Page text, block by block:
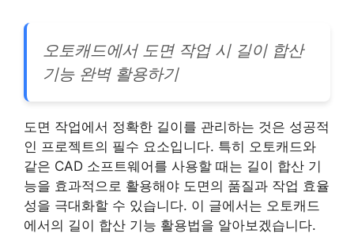
오토캐드에서 도면 작업 시 길이 합산
기능 완벽 활용하기
도면 작업에서 정확한 길이를 관리하는 것은 성공적
인 프로젝트의 필수 요소입니다. 특히 오토캐드와
같은 CAD 소프트웨어를 사용할 때는 길이 합산 기
능을 효과적으로 활용해야 도면의 품질과 작업 효율
성을 극대화할 수 있습니다. 이 글에서는 오토캐드
에서의 길이 합산 기능 활용법을 알아보겠습니다.